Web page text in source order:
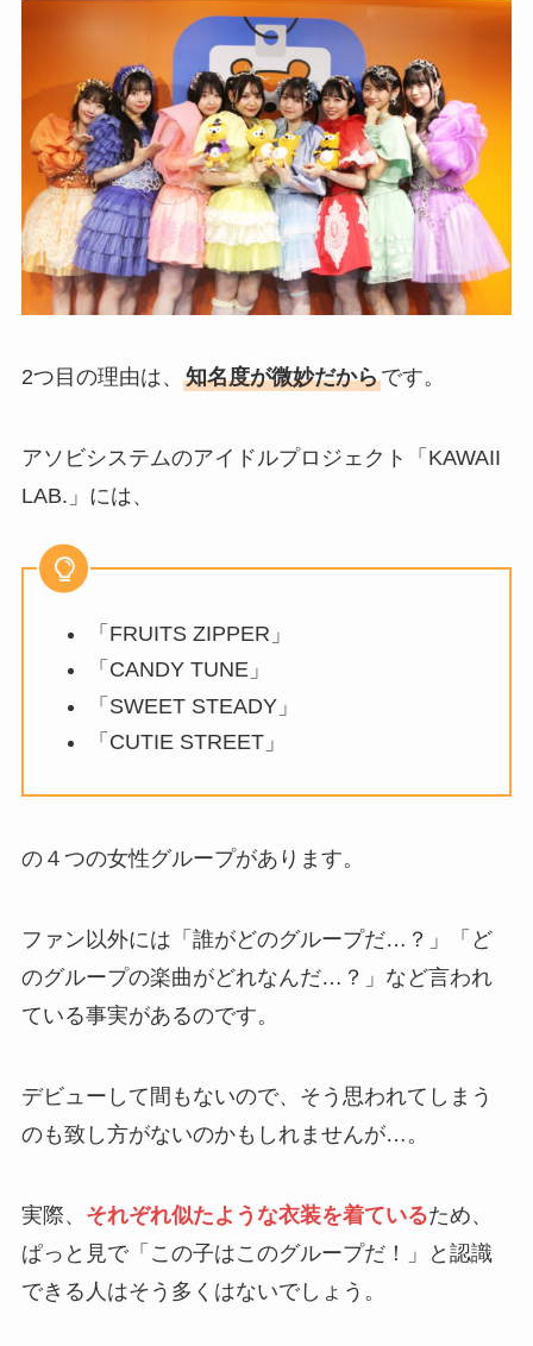
2つ目の理由は、 知名度が微妙だからです。
アソビシステムのアイドルプロジェクト「KAWAII
LAB.」には、
「FRUITS ZIPPER」
「CANDY TUNE」
「SWEET STEADY」
「CUTIE STREET」
の４つの女性グループがあります。
ファン以外には「誰がどのグループだ…？」「ど
のグループの楽曲がどれなんだ…？」など言われ
ている事実があるのです。
デビューして間もないので、そう思われてしまう
のも致し方がないのかもしれませんが…。
実際、 それぞれ似たような衣装を着ているため、
ぱっと見で「この子はこのグループだ！」と認識
できる人はそう多くはないでしょう。